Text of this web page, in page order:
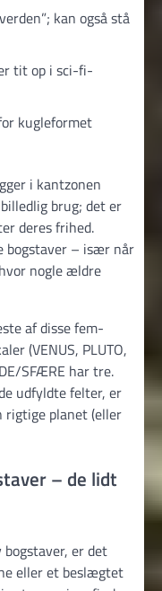
kan også stå
tit op i sci-fi-
kugleformet
i kantzonen
brug; det er
deres frihed.
bogstaver – især når
nogle ældre
af disse fem-
(VENUS, PLUTO,
SFÆRE har tre.
udfyldte felter, er
rigtige planet (eller
– de lidt
er det
eller et beslægtet